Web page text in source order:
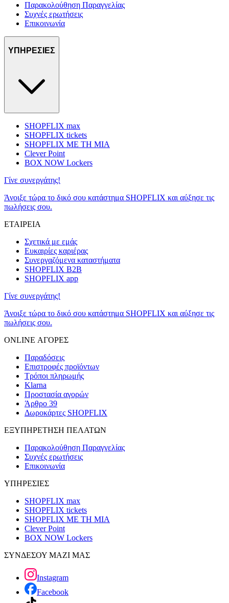
Παρακολούθηση Παραγγελίας
Συχνές ερωτήσεις
Επικοινωνία
ΥΠΗΡΕΣΙΕΣ
SHOPFLIX max
SHOPFLIX tickets
SHOPFLIX ΜΕ ΤΗ ΜΙΑ
Clever Point
BOX NOW Lockers
Γίνε συνεργάτης!
Άνοιξε τώρα το δικό σου κατάστημα SHOPFLIX και αύξησε τις
πωλήσεις σου.
ΕΤΑΙΡΕΙΑ
Σχετικά με εμάς
Ευκαιρίες καριέρας
Συνεργαζόμενα καταστήματα
SHOPFLIX B2B
SHOPFLIX app
Γίνε συνεργάτης!
Άνοιξε τώρα το δικό σου κατάστημα SHOPFLIX και αύξησε τις
πωλήσεις σου.
ONLINE ΑΓΟΡΕΣ
Παραδόσεις
Επιστροφές προϊόντων
Τρόποι πληρωμής
Klarna
Προστασία αγορών
Άρθρο 39
Δωροκάρτες SHOPFLIX
ΕΞΥΠΗΡΕΤΗΣΗ ΠΕΛΑΤΩΝ
Παρακολούθηση Παραγγελίας
Συχνές ερωτήσεις
Επικοινωνία
ΥΠΗΡΕΣΙΕΣ
SHOPFLIX max
SHOPFLIX tickets
SHOPFLIX ΜΕ ΤΗ ΜΙΑ
Clever Point
BOX NOW Lockers
ΣΥΝΔΕΣΟΥ ΜΑΖΙ ΜΑΣ
Instagram
Facebook